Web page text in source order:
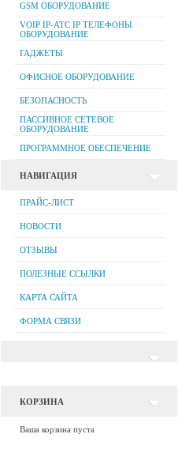
GSM ОБОРУДОВАНИЕ
VOIP IP-АТС IP ТЕЛЕФОНЫ
ОБОРУДОВАНИЕ
ГАДЖЕТЫ
ОФИСНОЕ ОБОРУДОВАНИЕ
БЕЗОПАСНОСТЬ
ПАССИВНОЕ СЕТЕВОЕ
ОБОРУДОВАНИЕ
ПРОГРАММНОЕ ОБЕСПЕЧЕНИЕ
НАВИГАЦИЯ
ПРАЙС-ЛИСТ
НОВОСТИ
ОТЗЫВЫ
ПОЛЕЗНЫЕ ССЫЛКИ
КАРТА САЙТА
ФОРМА СВЯЗИ
КОРЗИНА
Ваша корзина пуста